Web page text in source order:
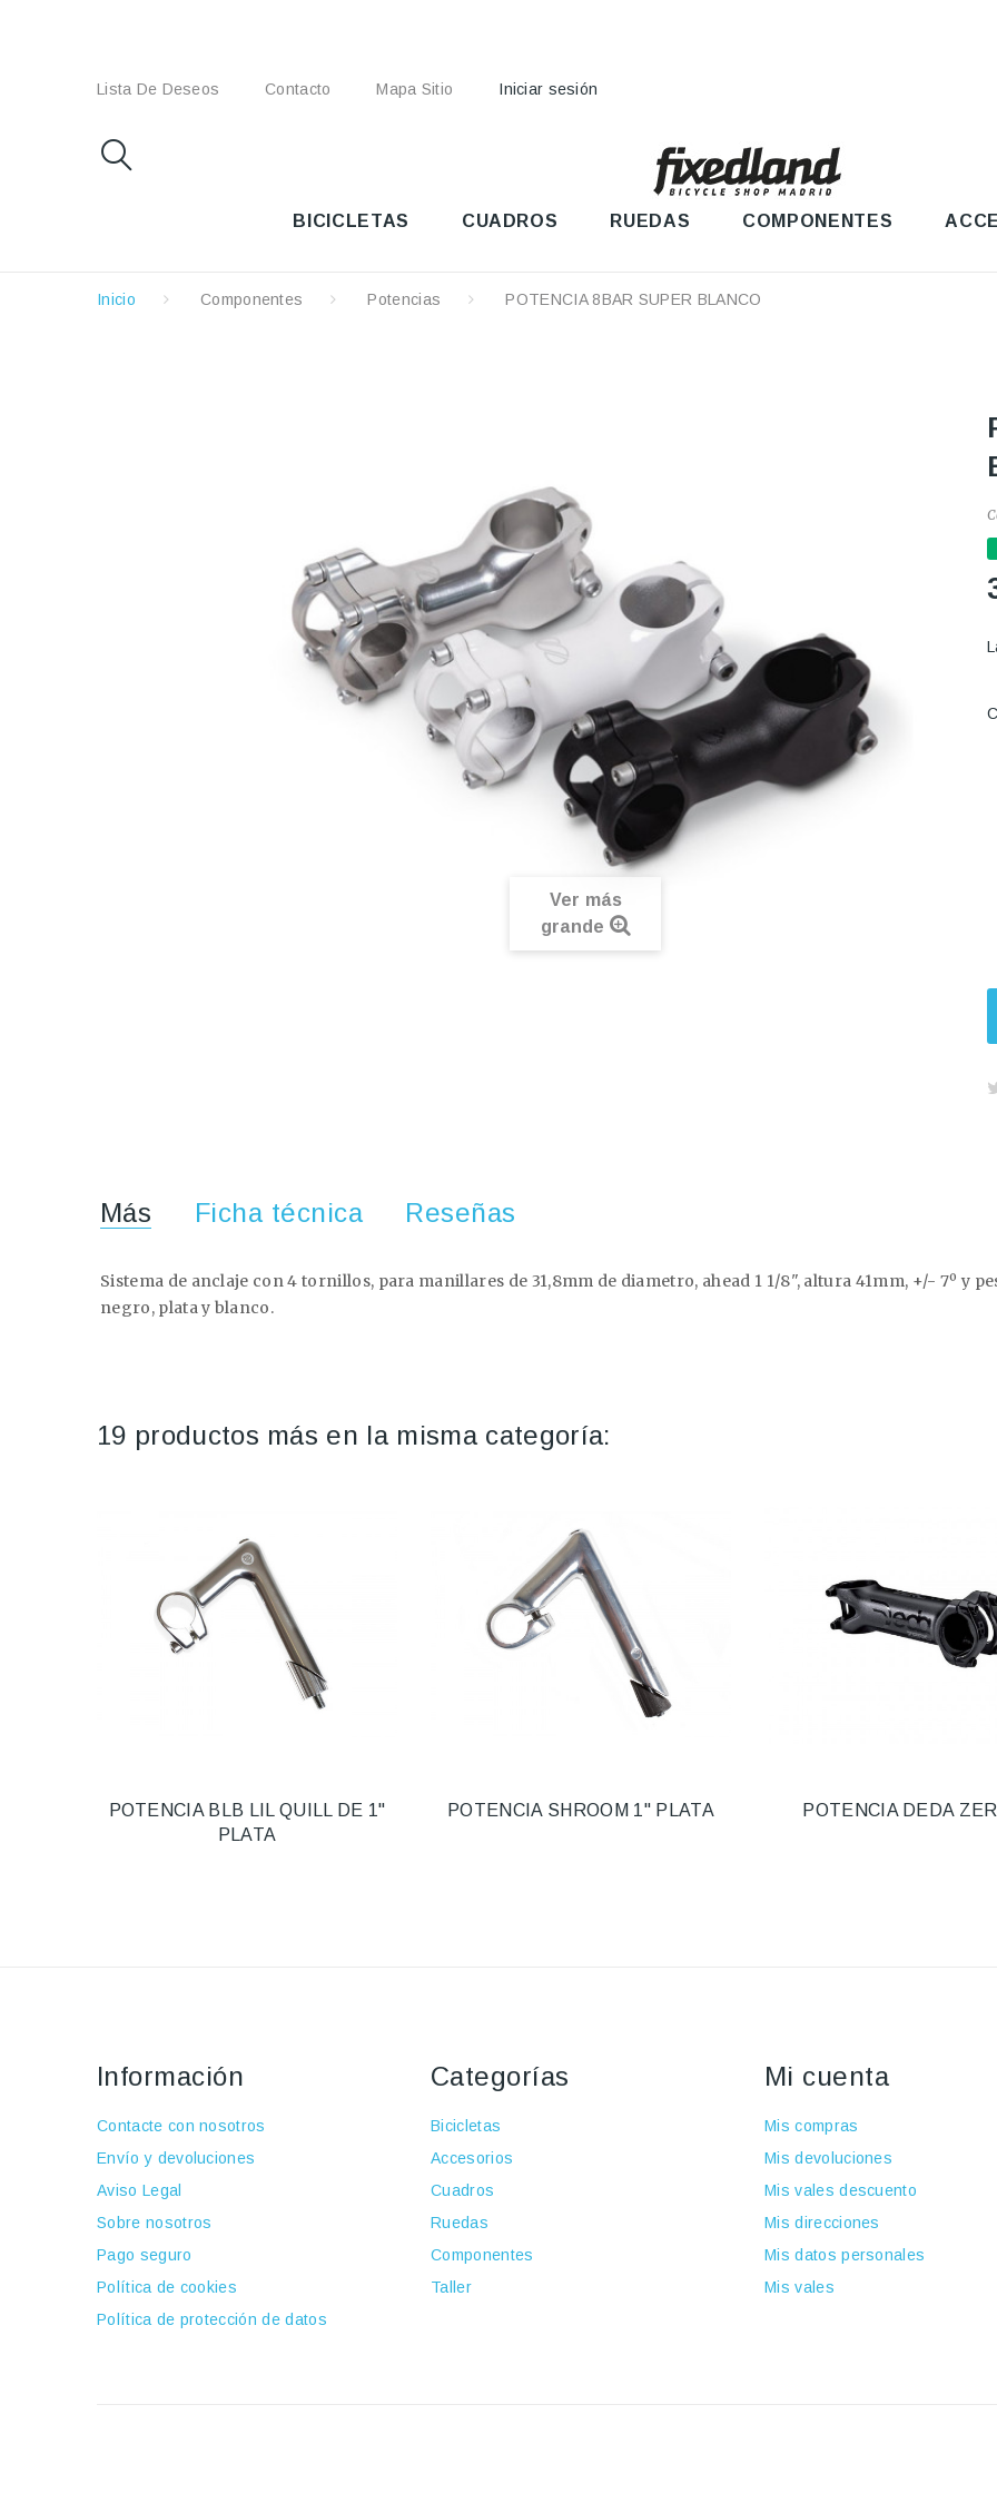
Lista De Deseos Contacto Mapa Sitio Iniciar sesión
BICICLETAS CUADROS RUEDAS COMPONENTES
Inicio Componentes Potencias POTENCIA 8BAR SUPER BLANCO
Ver más
grande
Más Ficha técnica Reseñas
Sistema de anclaje con 4 tornillos, para manillares de 31,8mm de diametro, ahead 1 1/8", altura 41mm, +/- 7º y
negro, plata y blanco.
19 productos más en la misma categoría:
POTENCIA BLB LIL QUILL DE 1"
PLATA
POTENCIA SHROOM 1" PLATA POTENCIA DEDA
Información
Contacte con nosotros
Envío y devoluciones
Aviso Legal
Sobre nosotros
Pago seguro
Política de cookies
Política de protección de datos
Categorías
Bicicletas
Accesorios
Cuadros
Ruedas
Componentes
Taller
Mi cuenta
Mis compras
Mis devoluciones
Mis vales descuento
Mis direcciones
Mis datos personales
Mis vales